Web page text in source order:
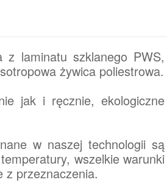
z laminatu szklanego PWS,
żywica poliestrowa.
jak i ręcznie, ekologiczne
w naszej technologii są
wszelkie warunki
z przeznaczenia.